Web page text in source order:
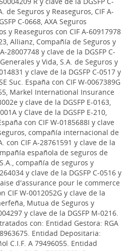
de Seguros y Reaseguros, CIF A-
C-0668, AXA Seguros
y Reaseguros con CIF A-60917978
Allianz, Compañía de Seguros y
28007748 y clave de la DGSFP C-
y Vida, S.A. de Seguros y
y clave de la DGSFP C-0517 y
Suc. España con CIF W-0067389G
Markel International Insurance
y clave de la DGSFP E-0163,
y Clave de la DGSFP E-210,
con CIF W-0185688I y clave
compañía internacional de
con CIF A-28761591 y clave de la
española de seguros de
compañía de seguros y
y clave de la DGSFP C-0516 y
d'assurance pour le commerce
CIF W-0012052G y clave de la
Mutua de Seguros y
y clave de la DGSFP M-0216.
con: Entidad Gestora: RGA
Entidad Depositaria:
C.I.F. A 79496055. Entidad